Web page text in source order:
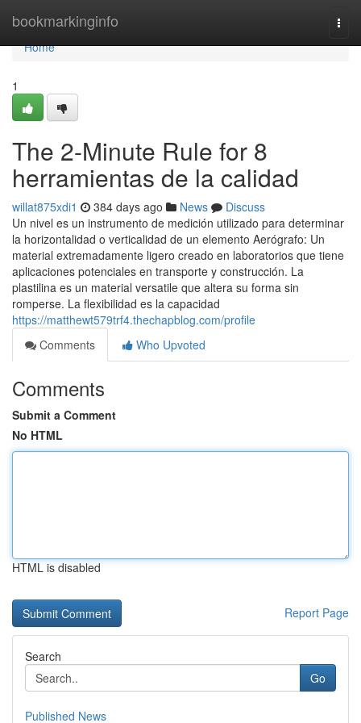
bookmarkinginfo
Home
Home
1
The 2-Minute Rule for 8
herramientas de la calidad
willat875xdi1 384 days ago News
Discuss
Un nivel es un instrumento de medición utilizado para determinar
la horizontalidad o verticalidad de un elemento Aerógrafo: Un
material extremadamente ligero creado en laboratorios que tiene
aplicaciones potenciales en transporte y construcción. La
plastilina es un material versatile que altera su forma sin
romperse. La flexibilidad es la capacidad
https://matthewt579trf4.thechapblog.com/profile
Comments
Who Upvoted
Comments
Submit a Comment
No HTML
HTML is disabled
Report Page
Search
Go
Published News